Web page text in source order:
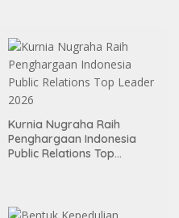
Kurnia Nugraha Raih
Penghargaan Indonesia
Public Relations Top